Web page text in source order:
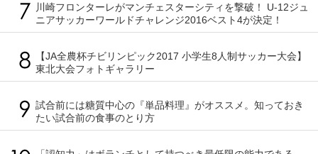
川崎フロンターレがマンチェスターシティを撃破！ U-12ジュ
ニアサッカーワールドチャレンジ2016ベスト4が決定！
【JA全農杯チビリンピック2017 小学生8人制サッカー大会】
東北大会フォトギャラリー
試合前には糖質中心の『単品料理』がオススメ。知っておき
たい試合前の食事のとり方